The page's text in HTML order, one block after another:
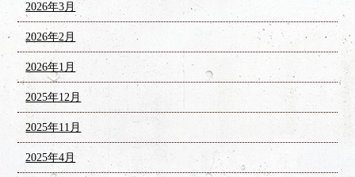
2026年3月
2026年2月
2026年1月
2025年12月
2025年11月
2025年4月